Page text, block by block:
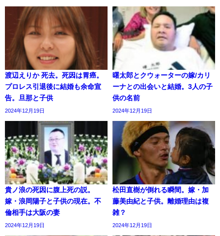
渡辺えりか 死去。死因は胃癌。
プロレス引退後に結婚も余命宣
告。旦那と子供
2024年12月19日
曙太郎とクウォーターの嫁/カリ
ーナとの出会いと結婚。3人の子
供の名前
2024年12月19日
貴ノ浪の死因に腹上死の説。
嫁・浪岡陽子と子供の現在。不
倫相手は大阪の妻
2024年12月19日
松田直樹が倒れる瞬間。嫁・加
藤美由紀と子供。離婚理由は複
雑？
2024年12月19日